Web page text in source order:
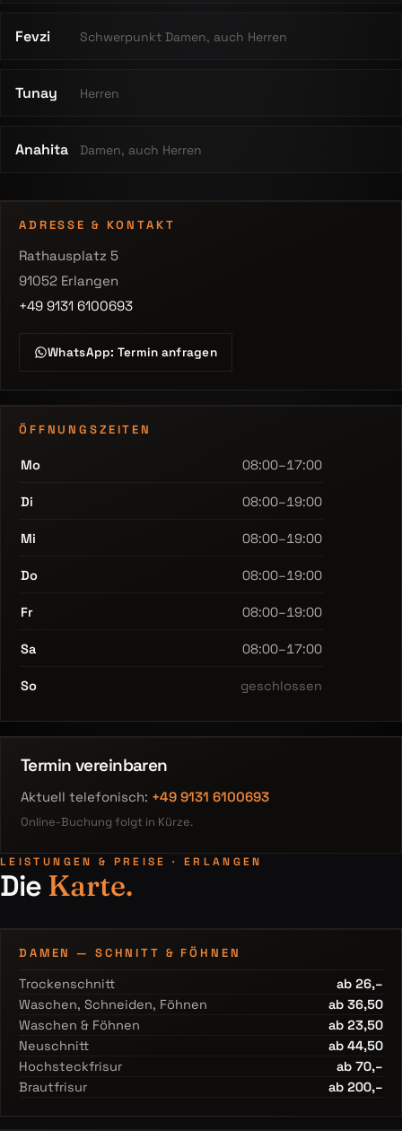
Fevzi Schwerpunkt Damen, auch Herren
Tunay Herren
Anahita Damen, auch Herren
ADRESSE & KONTAKT
Rathausplatz 5
91052 Erlangen
+49 9131 6100693
WhatsApp: Termin anfragen
ÖFFNUNGSZEITEN
Mo 08:00–17:00
Di 08:00–19:00
Mi 08:00–19:00
Do 08:00–19:00
Fr 08:00–19:00
Sa 08:00–17:00
So geschlossen
Termin vereinbaren
Aktuell telefonisch: +49 9131 6100693
Online-Buchung folgt in Kürze.
LEISTUNGEN & PREISE · ERLANGEN
Die Karte.
DAMEN — SCHNITT & FÖHNEN
Trockenschnitt
ab 26,–
Waschen, Schneiden, Föhnen
ab 36,50
Waschen & Föhnen
ab 23,50
Neuschnitt
ab 44,50
Hochsteckfrisur
ab 70,–
Brautfrisur
ab 200,–